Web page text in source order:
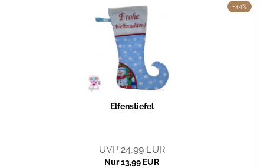
-44%
Elfenstiefel
UVP 24,99 EUR
Nur 13,99 EUR